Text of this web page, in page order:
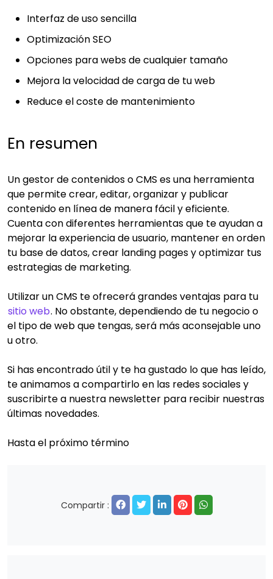
Interfaz de uso sencilla
Optimización SEO
Opciones para webs de cualquier tamaño
Mejora la velocidad de carga de tu web
Reduce el coste de mantenimiento
En resumen
Un gestor de contenidos o CMS es una herramienta
que permite crear, editar, organizar y publicar
contenido en línea de manera fácil y eficiente.
Cuenta con diferentes herramientas que te ayudan a
mejorar la experiencia de usuario, mantener en orden
tu base de datos, crear landing pages y optimizar tus
estrategias de marketing.
Utilizar un CMS te ofrecerá grandes ventajas para tu
sitio web. No obstante, dependiendo de tu negocio o
el tipo de web que tengas, será más aconsejable uno
u otro.
Si has encontrado útil y te ha gustado lo que has leído,
te animamos a compartirlo en las redes sociales y
suscribirte a nuestra newsletter para recibir nuestras
últimas novedades.
Hasta el próximo término
Compartir :